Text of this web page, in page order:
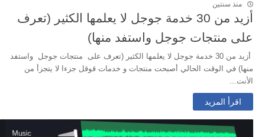
منذ سنتين
أزيد من 30 خدمة جوجل لا يعلمها الكثير (تعرف
على منتجات جوجل واستفد منها)
أزيد من 30 خدمة جوجل لا يعلمها الكثير (تعرف على منتجات جوجل واستفد
منها) في الوقت الحالي أصبحت منتجات و خدمات قوقل جزءا لا يتجزأ من
الأنت...
اقرأ المزيد